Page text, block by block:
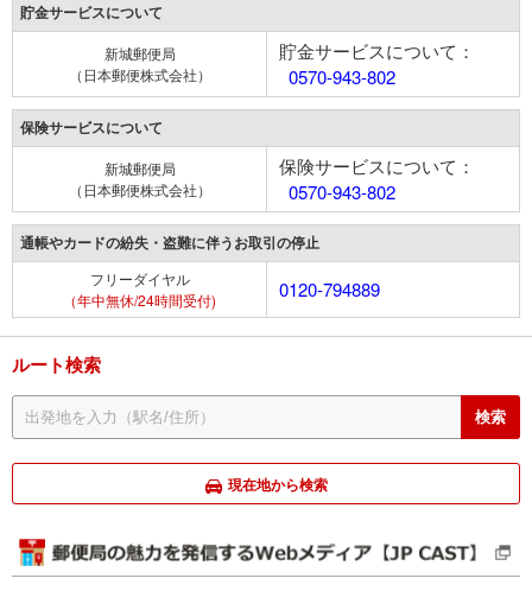
貯金サービスについて
新城郵便局
（日本郵便株式会社）
貯金サービスについて：
0570-943-802
保険サービスについて
新城郵便局
（日本郵便株式会社）
保険サービスについて：
0570-943-802
通帳やカードの紛失・盗難に伴うお取引の停止
フリーダイヤル
（年中無休/24時間受付)
0120-794889
ルート検索
現在地から検索